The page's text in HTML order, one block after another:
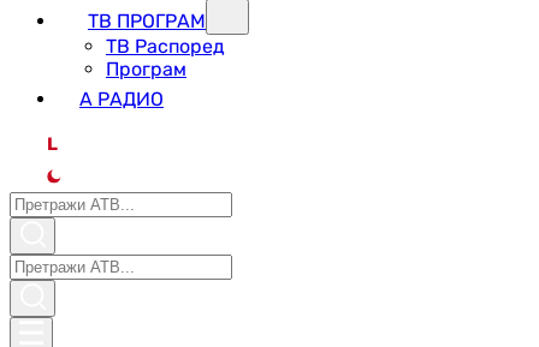
ТВ ПРОГРАМ
ТВ Распоред
Програм
А РАДИО
L